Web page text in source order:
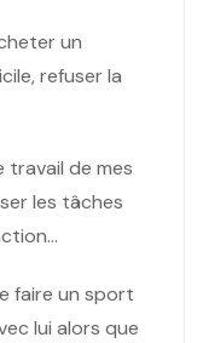
un
refuser la
travail de mes
les tâches
faire un sport
lui alors que